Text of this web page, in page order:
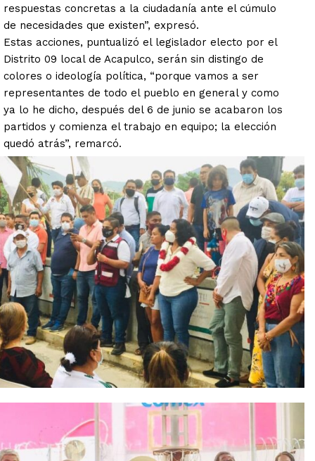
respuestas concretas a la ciudadanía ante el cúmulo
de necesidades que existen”, expresó.
Estas acciones, puntualizó el legislador electo por el
Distrito 09 local de Acapulco, serán sin distingo de
colores o ideología política, “porque vamos a ser
representantes de todo el pueblo en general y como
ya lo he dicho, después del 6 de junio se acabaron los
partidos y comienza el trabajo en equipo; la elección
quedó atrás”, remarcó.